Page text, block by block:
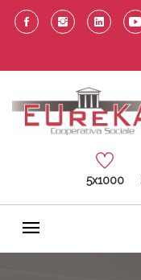
5x1000